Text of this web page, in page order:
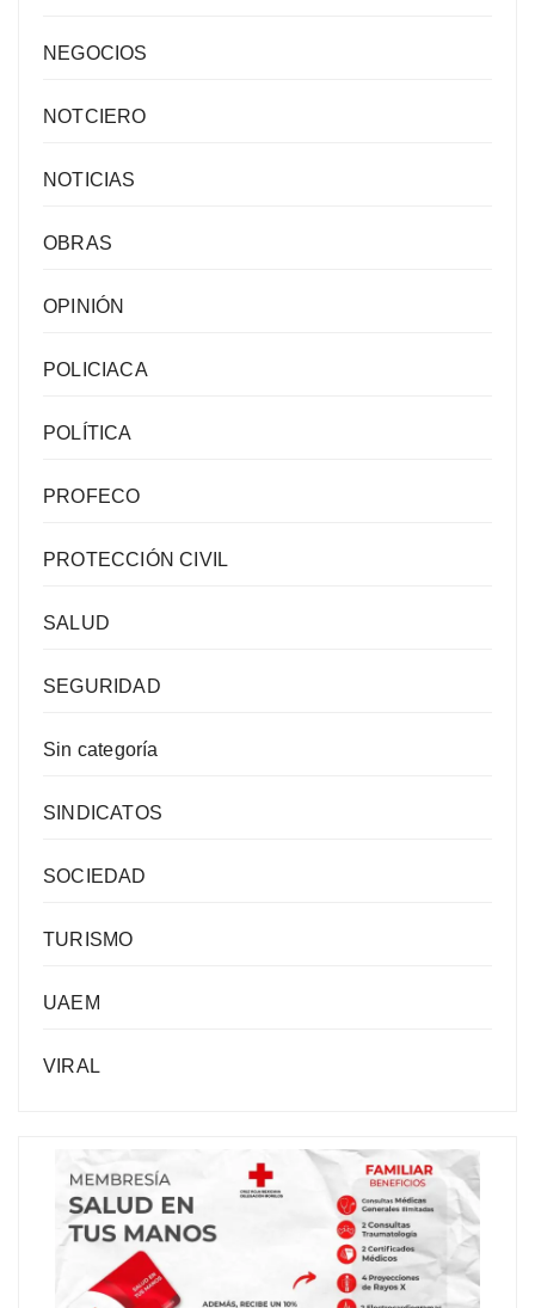
NEGOCIOS
NOTCIERO
NOTICIAS
OBRAS
OPINIÓN
POLICIACA
POLÍTICA
PROFECO
PROTECCIÓN CIVIL
SALUD
SEGURIDAD
Sin categoría
SINDICATOS
SOCIEDAD
TURISMO
UAEM
VIRAL